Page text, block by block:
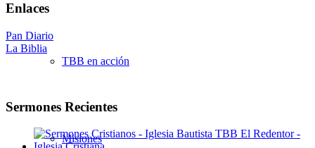
TBB en acción
Misiones
Enlaces
Pan Diario
La Biblia
Sermones Recientes